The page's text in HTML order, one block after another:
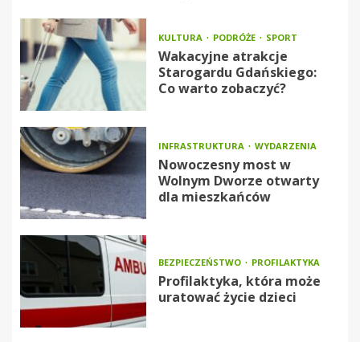
KULTURA PODRÓŻE SPORT
Wakacyjne atrakcje
Starogardu Gdańskiego:
Co warto zobaczyć?
INFRASTRUKTURA WYDARZENIA
Nowoczesny most w
Wolnym Dworze otwarty
dla mieszkańców
BEZPIECZEŃSTWO PROFILAKTYKA
Profilaktyka, która może
uratować życie dzieci